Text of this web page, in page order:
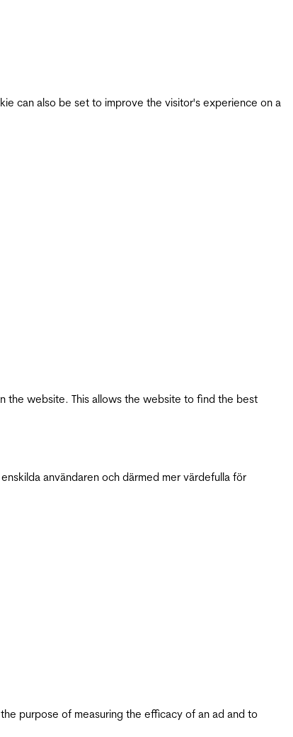
can also be set to improve the visitor's experience on a
the website. This allows the website to find the best
användaren och därmed mer värdefulla för
purpose of measuring the efficacy of an ad and to